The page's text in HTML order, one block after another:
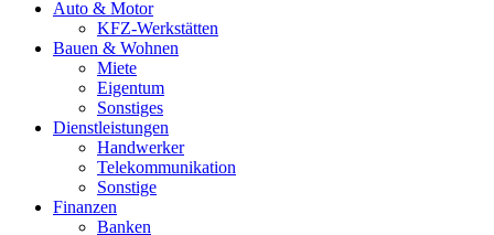
Auto & Motor
KFZ-Werkstätten
Bauen & Wohnen
Miete
Eigentum
Sonstiges
Dienstleistungen
Handwerker
Telekommunikation
Sonstige
Finanzen
Banken